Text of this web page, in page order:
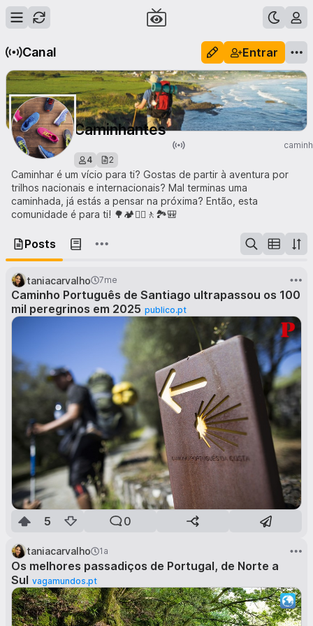
Canal Entrar
Caminhantes
4
2
Caminhar é um vício para ti? Gostas de partir à aventura por
trilhos nacionais e internacionais? Mal terminas uma
caminhada, já estás a pensar na próxima? Então, esta
comunidade é para ti! 🌳🏕️🚶‍♀️🚶🏞️🎒
Posts
taniacarvalho 7me
Caminho Português de Santiago ultrapassou os 100
mil peregrinos em 2025 publico.pt
5 0
taniacarvalho 1a
Os melhores passadiços de Portugal, de Norte a
Sul vagamundos.pt